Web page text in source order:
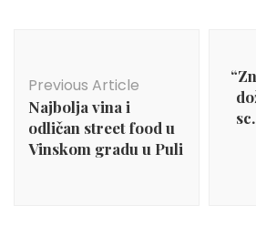
Previous Article
Najbolja vina i
odličan street food u
Vinskom gradu u Puli